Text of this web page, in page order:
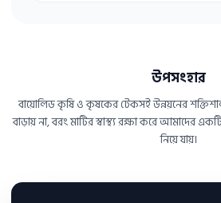
উপসংহার
বায়োলিড কৃষি ও কৃষকের টেকসই উন্নয়নের
বাড়ায় না, বরং মাটির স্বাস্থ্য রক্ষা করে আমাদের
নিয়ে যায়।